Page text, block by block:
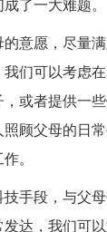
了一大难题。
意愿，尽量满
们可以考虑
或者提供一
顾父母的日
。
手段，与父
达，我们可